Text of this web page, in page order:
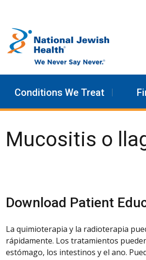
Conditions We Treat
Mucositis o
Download Patient
La quimioterapia y la radioterapia
rápidamente. Los tratamientos
estómago, los intestinos y el ano.